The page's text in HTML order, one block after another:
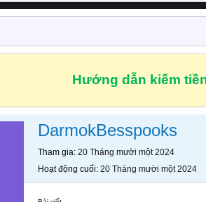
Hướng dẫn kiếm
DarmokBesspooks
Tham gia 20 Tháng mười một 2024
Hoạt động cuối 20 Tháng mười một 2024